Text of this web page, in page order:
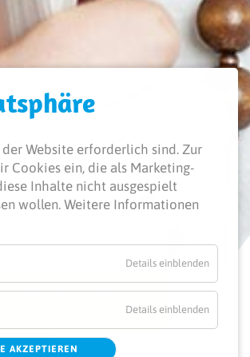
BETREUUNG &
INTEGRATION
Website erforderlich sind. Zur
Cookies ein, die als Marketing-
Inhalte nicht ausgespielt
wollen. Weitere Informationen
Details einblenden
Details einblenden
AKZEPTIEREN